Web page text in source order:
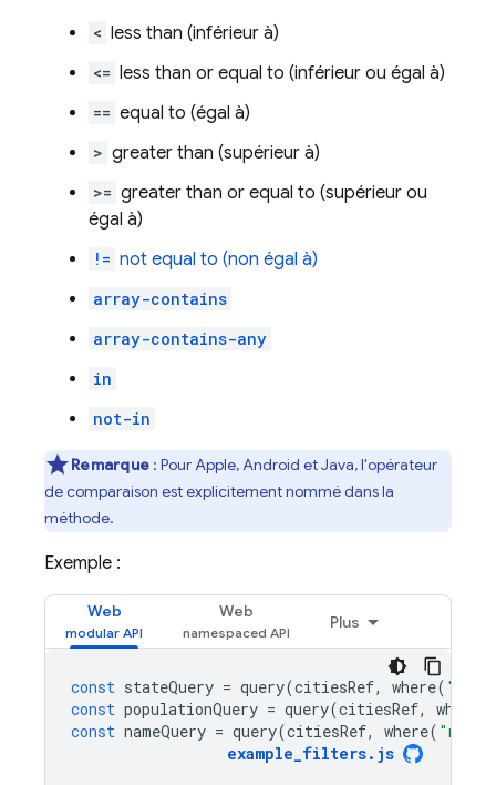
< less than (inférieur à)
<= less than or equal to (inférieur ou égal à)
== equal to (égal à)
> greater than (supérieur à)
>= greater than or equal to (supérieur ou
égal à)
!= not equal to (non égal à)
array-contains
array-contains-any
in
not-in
Remarque : Pour Apple, Android et Java, l'opérateur
de comparaison est explicitement nommé dans la
méthode.
Exemple :
Web Web
Plus
const stateQuery = query(citiesRef, where(
const populationQuery = query(citiesRef, where
const nameQuery = query(citiesRef, where( "name"
example_filters. js